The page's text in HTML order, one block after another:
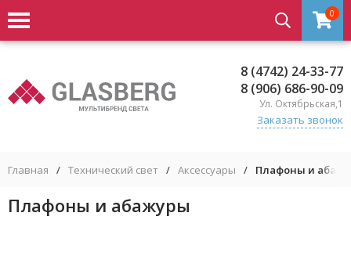
0
8 (4742) 24-33-77
8 (906) 686-90-09
Ул. Октябрьская,1
Заказать звонок
Главная / Технический свет / Аксессуары / Плафоны и
Плафоны и абажуры